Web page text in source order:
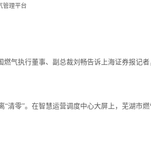
管理平台
气执行董事、副总裁刘畅告诉上海证券报记
零”。在智慧运营调度中心大屏上，芜湖市